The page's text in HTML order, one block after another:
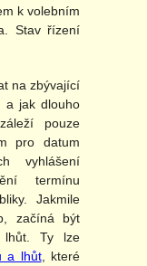
k volebním
Stav řízení
na zbývající
a jak dlouho
pouze
pro datum
vyhlášení
termínu
Jakmile
začíná být
lhůt. Ty lze
a lhůt, které